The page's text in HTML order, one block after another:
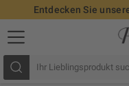
Entdecken Sie